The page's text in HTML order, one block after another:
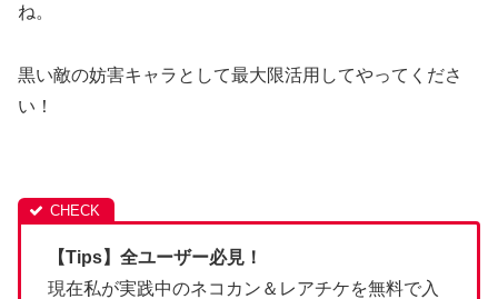
ね。
黒い敵の妨害キャラとして最大限活用してやってくださ
い！
【Tips】全ユーザー必見！
現在私が実践中のネコカン＆レアチケを無料で入